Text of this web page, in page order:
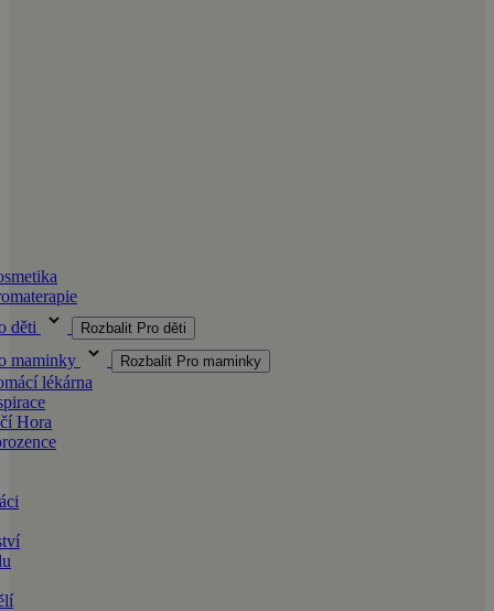
děti
Rozbalit Pro děti
maminky Rozbalit Pro maminky
lékárna
Hora